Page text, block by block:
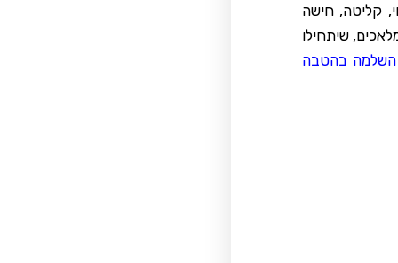
קליטה, חישה
שיתחילו
השלמה בהטבה